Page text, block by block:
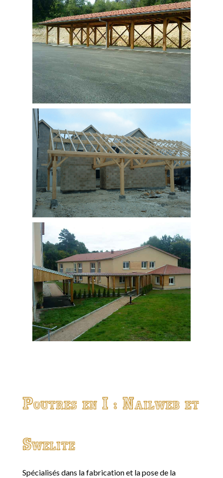
Poutres en I : Nailweb et
Swelite
Spécialisés dans la fabrication et la pose de la